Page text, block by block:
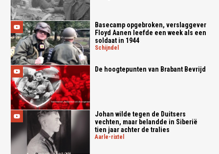
Basecamp opgebroken, verslaggever
Floyd Aanen leefde een week als een
soldaat in 1944
schijndel
De hoogtepunten van Brabant Bevrijd
Johan wilde tegen de Duitsers
vechten, maar belandde in Siberië
tien jaar achter de tralies
aarle-rixtel